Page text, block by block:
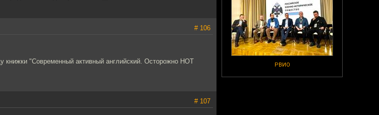
РВИО
# 106
книжки "Современный активный английский. Осторожно HOT
# 107